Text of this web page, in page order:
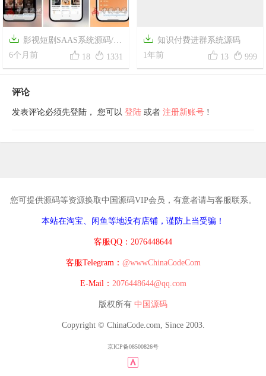
 影视短剧SAAS系统源码/新
版在线付费影视短剧小程序
6个月前  18  1331
 知识付费进群系统源码
1年前
 13  999
评论
发表评论必须先登陆， 您可以 登陆 或者 注册新账号 !
您可提供源码等资源换取中国源码VIP会员，有意者请与客服联系。
本站在淘宝、闲鱼等地没有店铺，谨防上当受骗！
客服QQ：2076448644
客服Telegram： @wwwChinaCodeCom
E-Mail： 2076448644@qq.com
版权所有 中国源码
Copyright © ChinaCode.com, Since 2003.
京ICP备08500826号